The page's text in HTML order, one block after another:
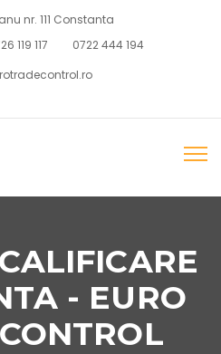
nr. 111 Constanta
119 117
0722 444 194
- EURO